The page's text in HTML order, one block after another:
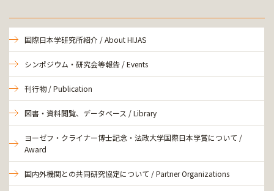
国際日本学研究所紹介 / About HIJAS
シンポジウム・研究会等報告 / Events
刊行物 / Publication
図書・資料閲覧、データベース / Library
ヨーゼフ・クライナー博士記念・法政大学国際日本学賞について /
Award
国内外機関との共同研究協定について / Partner Organizations